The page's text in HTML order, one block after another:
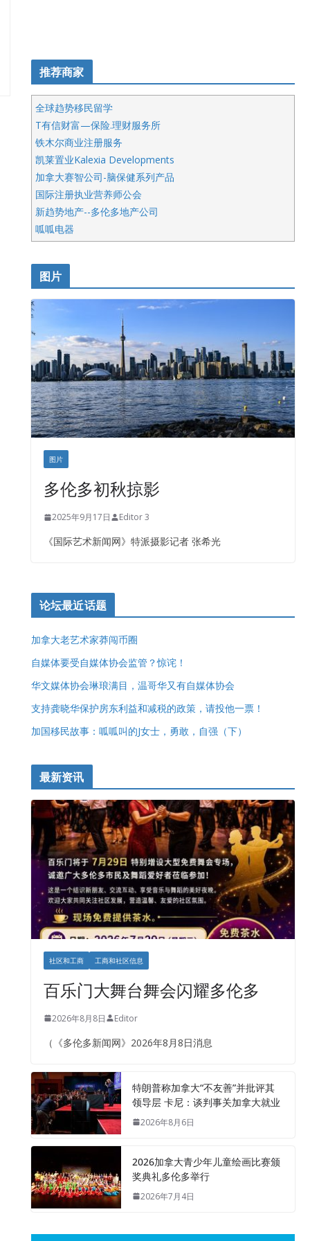
推荐商家
全球趋势移民留学
T有信财富—保险.理财服务所
铁木尔商业注册服务
凯莱置业Kalexia Developments
加拿大赛智公司-脑保健系列产品
国际注册执业营养师公会
新趋势地产--多伦多地产公司
呱呱电器
开明车行KS CAR SALES & SERVICE
皇后金融集团
铁木尔商业注册服务
图片
图片
多伦多初秋掠影
2025年9月17日 Editor 3
《国际艺术新闻网》特派摄影记者 张希光
论坛最近话题
加拿大老艺术家莽闯币圈
自媒体要受自媒体协会监管？惊诧！
华文媒体协会琳琅满目，温哥华又有自媒体协会
支持龚晓华保护房东利益和减税的政策，请投他一票！
加国移民故事：呱呱叫的J女士，勇敢，自强（下）
最新资讯
社区和工商 工商和社区信息
百乐门大舞台舞会闪耀多伦多
2026年8月8日 Editor
（《多伦多新闻网》2026年8月8日消息
特朗普称加拿大“不友善”并批评其
领导层 卡尼：谈判事关加拿大就业
2026年8月6日
2026加拿大青少年儿童绘画比赛颁
奖典礼多伦多举行
2026年7月4日